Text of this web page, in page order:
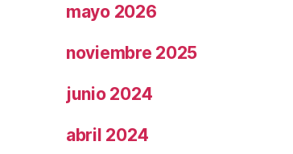
mayo 2026
noviembre 2025
junio 2024
abril 2024